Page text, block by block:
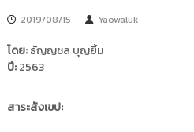
c
R
e
o
ล
า
ช
ค
2019/08/15 Yaowaluk
โดย:ธัญญชล บุญยิ้ม
ปี:2563
สาระสังเขป: